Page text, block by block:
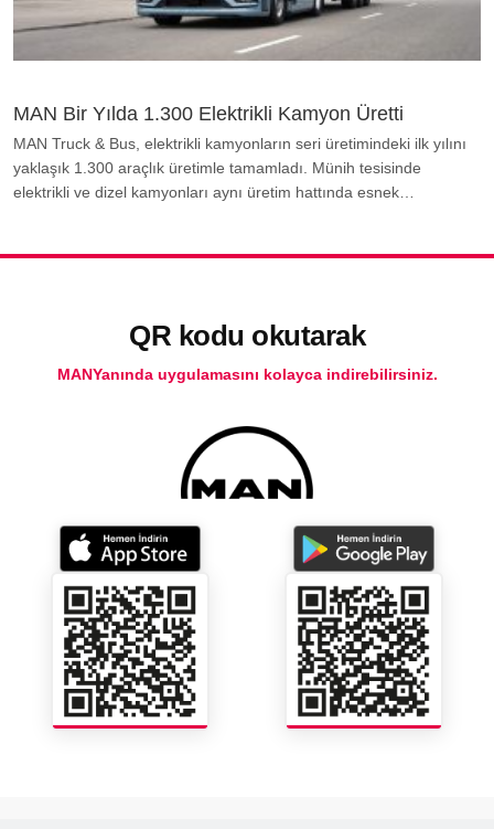
MAN Bir Yılda 1.300 Elektrikli Kamyon Üretti
MAN Truck & Bus, elektrikli kamyonların seri üretimindeki ilk yılını
yaklaşık 1.300 araçlık üretimle tamamladı. Münih tesisinde
elektrikli ve dizel kamyonları aynı üretim hattında esnek…
QR kodu okutarak
MANYanında uygulamasını kolayca indirebilirsiniz.